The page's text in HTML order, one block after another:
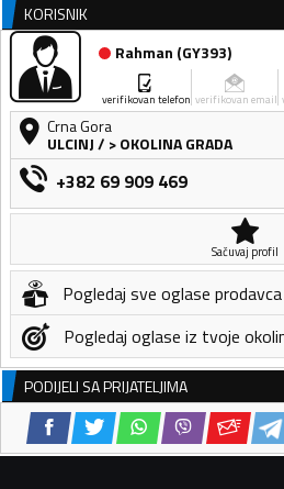
KORISNIK
Rahman (GY393)
verifikovan telefon verifikovan email
Crna Gora
ULCINJ/ > OKOLINA GRADA
+382 69 909 469
Sačuvaj profil
Pogledaj sve oglase prodavca
Pogledaj oglase iz tvoje
PODIJELI SA PRIJATELJIMA